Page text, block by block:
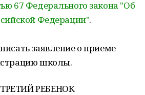
67 Федерального закона "Об
Федерации".
заявление о приеме
школы.
РЕБЕНОК